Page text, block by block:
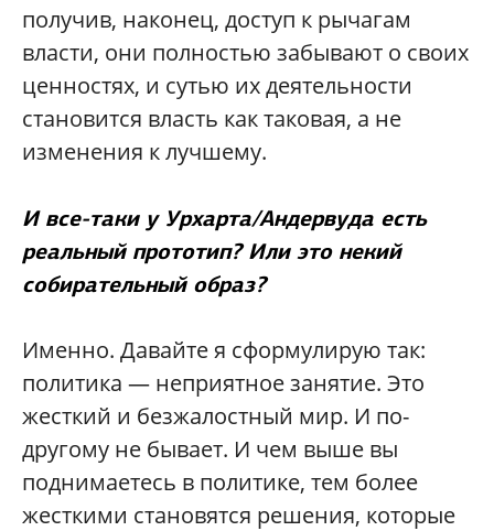
получив, наконец, доступ к рычагам
власти, они полностью забывают о своих
ценностях, и сутью их деятельности
становится власть как таковая, а не
изменения к лучшему.
И все-таки у Урхарта/Андервуда есть
реальный прототип? Или это некий
собирательный образ?
Именно. Давайте я сформулирую так:
политика — неприятное занятие. Это
жесткий и безжалостный мир. И по-
другому не бывает. И чем выше вы
поднимаетесь в политике, тем более
жесткими становятся решения, которые